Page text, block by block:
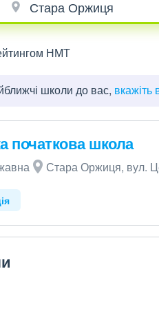
НМТ
школи до вас,
початкова школа
Стара Оржиця, вул.